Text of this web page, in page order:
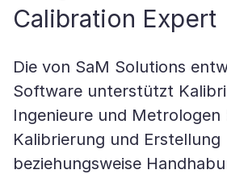
Calibration Expert
Die von SaM Solutions
Software unterstützt
Ingenieure und Metrologen
Kalibrierung und Erstellung
beziehungsweise